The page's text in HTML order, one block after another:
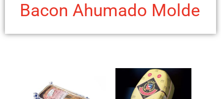
Bacon Ahumado Molde